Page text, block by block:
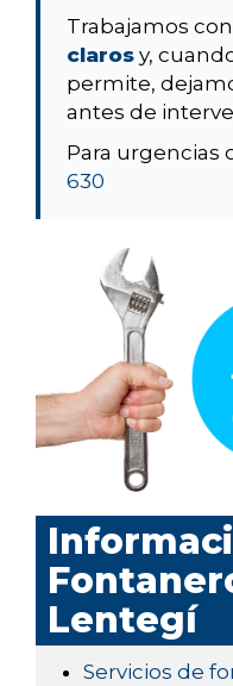
Trabajamos con
claros y,
permite,
antes de
Para urgencias
630
Lentegí
Servicios de